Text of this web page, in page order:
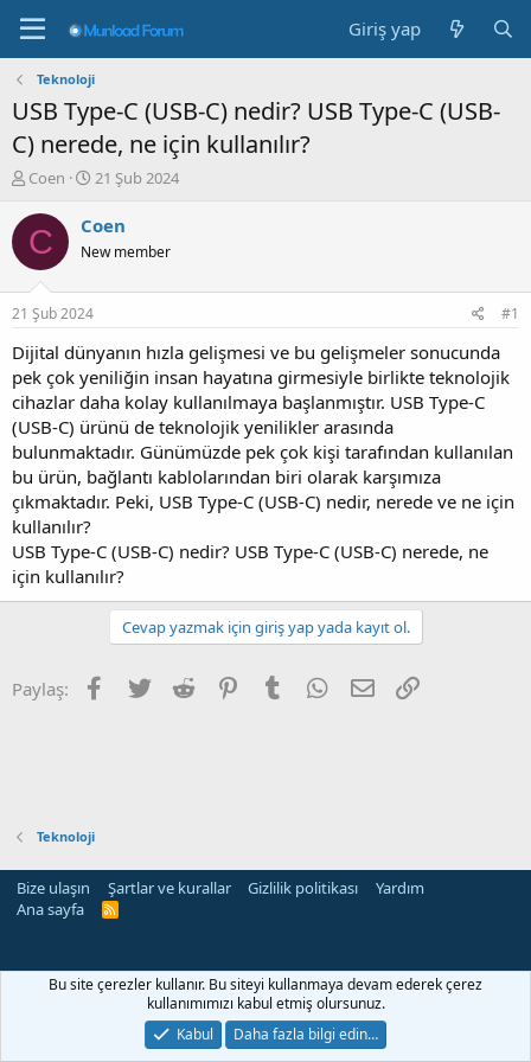
Giriş yap
Teknoloji
USB Type-C (USB-C) nedir? USB Type-C (USB-
C) nerede, ne için kullanılır?
K
n
b
u
u
b
a
ş
l
a
t
a
n
Coen
B
ş
a
ç
t
a
r
i
h
i
21 Şub 2024
C Coen
New member
21 Şub 2024 #1
Dijital dünyanın hızla gelişmesi ve bu gelişmeler sonucunda
pek çok yeniliğin insan hayatına girmesiyle birlikte teknolojik
cihazlar daha kolay kullanılmaya başlanmıştır. USB Type-C
(USB-C) ürünü de teknolojik yenilikler arasında
bulunmaktadır. Günümüzde pek çok kişi tarafından kullanılan
bu ürün, bağlantı kablolarından biri olarak karşımıza
çıkmaktadır. Peki, USB Type-C (USB-C) nedir, nerede ve ne için
kullanılır?
USB Type-C (USB-C) nedir? USB Type-C (USB-C) nerede, ne
için kullanılır?
Cevap yazmak için giriş yap yada kayıt ol.
Paylaş: Facebook
Twitter Reddit PinterestTumblr WhatsApp
E-posta
Teknoloji
Bize ulaşın Şartlar ve kurallar Gizlilik politikası
Yardım
Ana sayfa
R
Bu site çerezler kullanır. Bu siteyi kullanmaya devam ederek çerez
kullanımımızı kabul etmiş olursunuz.
Kabul
Daha fazla bilgi edin…